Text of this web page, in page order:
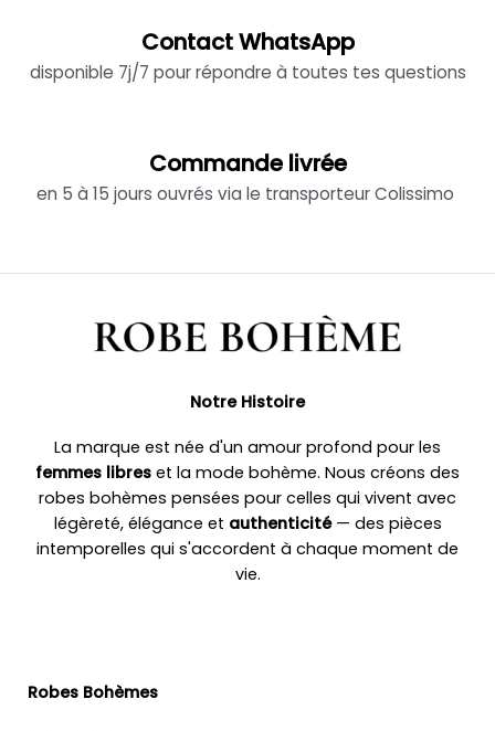
Contact WhatsApp
disponible 7j/7 pour répondre à toutes tes questions
Commande livrée
en 5 à 15 jours ouvrés via le transporteur Colissimo
Notre Histoire
La marque est née d'un amour profond pour les
femmes libres et la mode bohème. Nous créons des
robes bohèmes pensées pour celles qui vivent avec
légèreté, élégance et authenticité— des pièces
intemporelles qui s'accordent à chaque moment de
vie.
Robes Bohèmes